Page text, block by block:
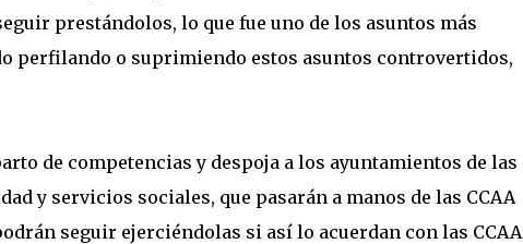
prestándolos, lo que fue uno de los asuntos más
perfilando o suprimiendo estos asuntos controvertidos,
de competencias y despoja a los ayuntamientos de las
y servicios sociales, que pasarán a manos de las CCAA
seguir ejerciéndolas si así lo acuerdan con las CCAA